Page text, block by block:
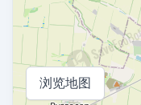
浏览地图